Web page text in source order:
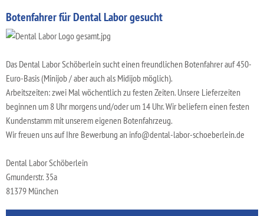
Botenfahrer für Dental Labor gesucht
Das Dental Labor Schöberlein sucht einen freundlichen Botenfahrer auf 450-
Euro-Basis (Minijob / aber auch als Midijob möglich).
Arbeitszeiten: zwei Mal wöchentlich zu festen Zeiten. Unsere Lieferzeiten
beginnen um 8 Uhr morgens und/oder um 14 Uhr. Wir beliefern einen festen
Kundenstamm mit unserem eigenen Botenfahrzeug.
Wir freuen uns auf Ihre Bewerbung an info@dental-labor-schoeberlein.de
Dental Labor Schöberlein
Gmunderstr. 35a
81379 München